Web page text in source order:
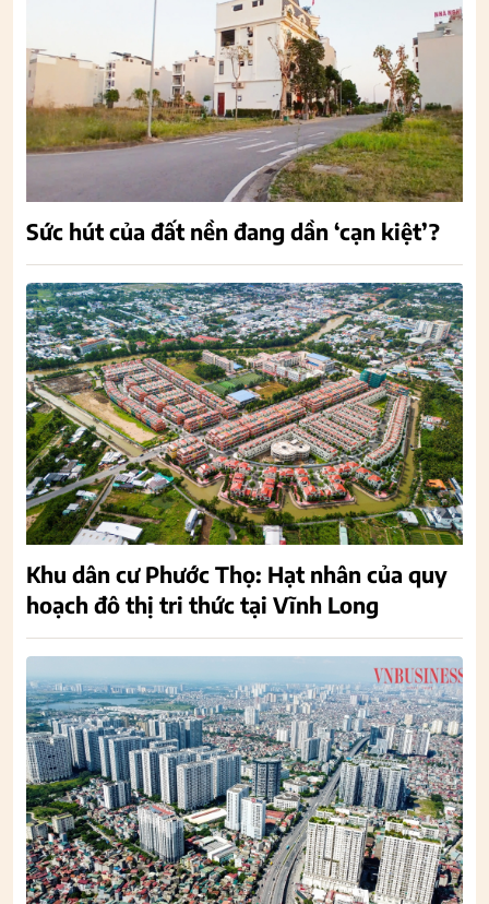
Sức hút của đất nền đang dần ‘cạn kiệt’?
Khu dân cư Phước Thọ: Hạt nhân của quy
hoạch đô thị tri thức tại Vĩnh Long